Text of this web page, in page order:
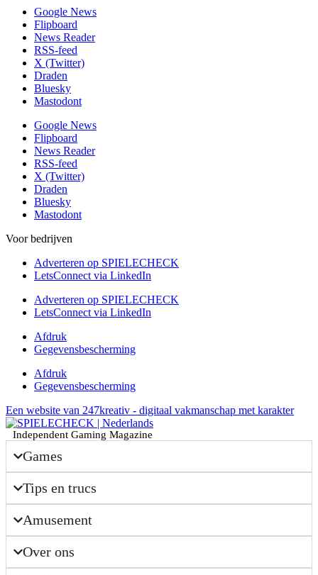
Google News
Flipboard
News Reader
RSS-feed
X (Twitter)
Draden
Bluesky
Mastodont
Google News
Flipboard
News Reader
RSS-feed
X (Twitter)
Draden
Bluesky
Mastodont
Voor bedrijven
Adverteren op SPIELECHECK
LetsConnect via LinkedIn
Adverteren op SPIELECHECK
LetsConnect via LinkedIn
Afdruk
Gegevensbescherming
Afdruk
Gegevensbescherming
Een website van 247kreativ - digitaal vakmanschap met karakter
Independent Gaming Magazine
Games
Tips en trucs
Amusement
Over ons